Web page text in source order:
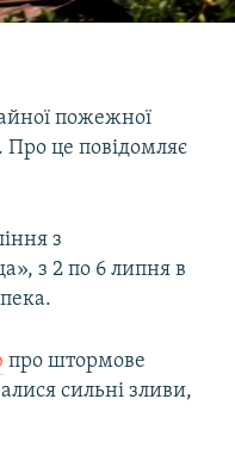
пожежної
це повідомляє
з
з 2 по 6 липня в
про штормове
сильні зливи,